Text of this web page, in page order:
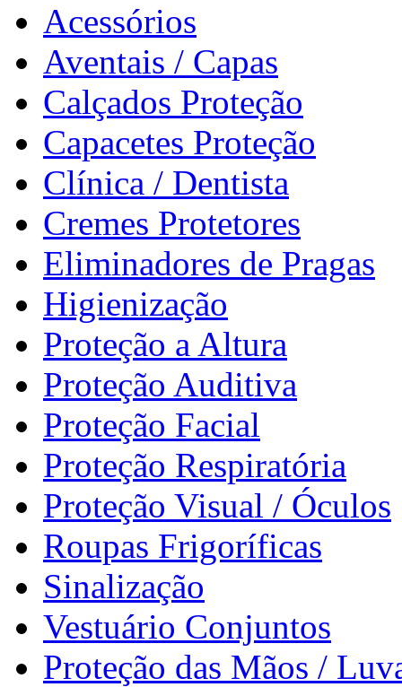
Acessórios
Aventais / Capas
Calçados Proteção
Capacetes Proteção
Clínica / Dentista
Cremes Protetores
Eliminadores de Pragas
Higienização
Proteção a Altura
Proteção Auditiva
Proteção Facial
Proteção Respiratória
Proteção Visual / Óculos
Roupas Frigoríficas
Sinalização
Vestuário Conjuntos
Proteção das Mãos /